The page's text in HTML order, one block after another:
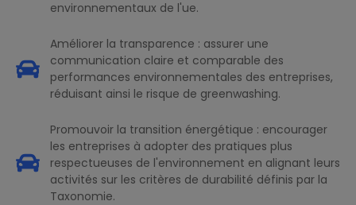
environnementaux de l'ue.
Améliorer la transparence : assurer une
communication claire et comparable des
performances environnementales des entreprises,
réduisant ainsi le risque de greenwashing.
Promouvoir la transition énergétique : encourager
les entreprises à adopter des pratiques plus
respectueuses de l'environnement en alignant leurs
activités sur les critères de durabilité définis par la
Taxonomie.